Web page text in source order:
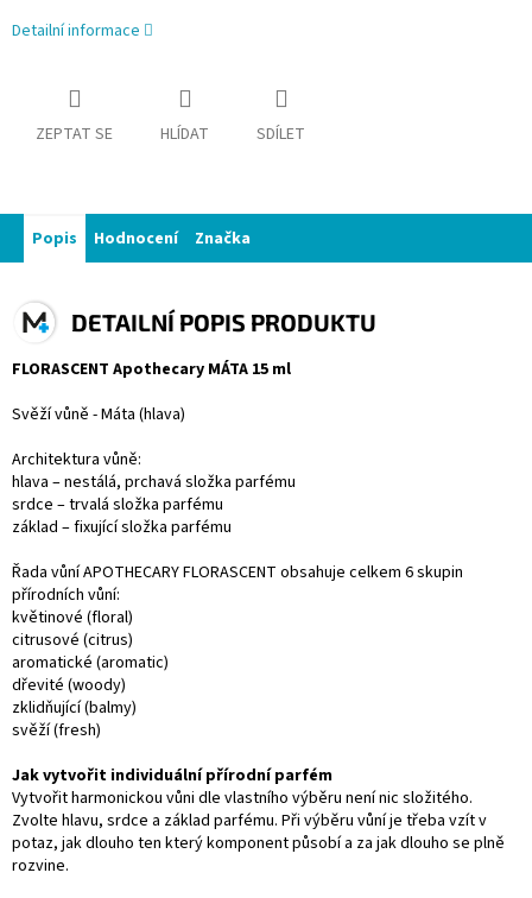
Detailní informace
ZEPTAT SE HLÍDAT SDÍLET
Popis Hodnocení Značka
DETAILNÍ POPIS PRODUKTU
FLORASCENT Apothecary MÁTA 15 ml
Svěží vůně - Máta (hlava)
Architektura vůně:
hlava – nestálá, prchavá složka parfému
srdce – trvalá složka parfému
základ – fixující složka parfému
Řada vůní APOTHECARY FLORASCENT obsahuje celkem 6 skupin
přírodních vůní:
květinové (floral)
citrusové (citrus)
aromatické (aromatic)
dřevité (woody)
zklidňující (balmy)
svěží (fresh)
Jak vytvořit individuální přírodní parfém
Vytvořit harmonickou vůni dle vlastního výběru není nic složitého.
Zvolte hlavu, srdce a základ parfému. Při výběru vůní je třeba vzít v
potaz, jak dlouho ten který komponent působí a za jak dlouho se plně
rozvine.